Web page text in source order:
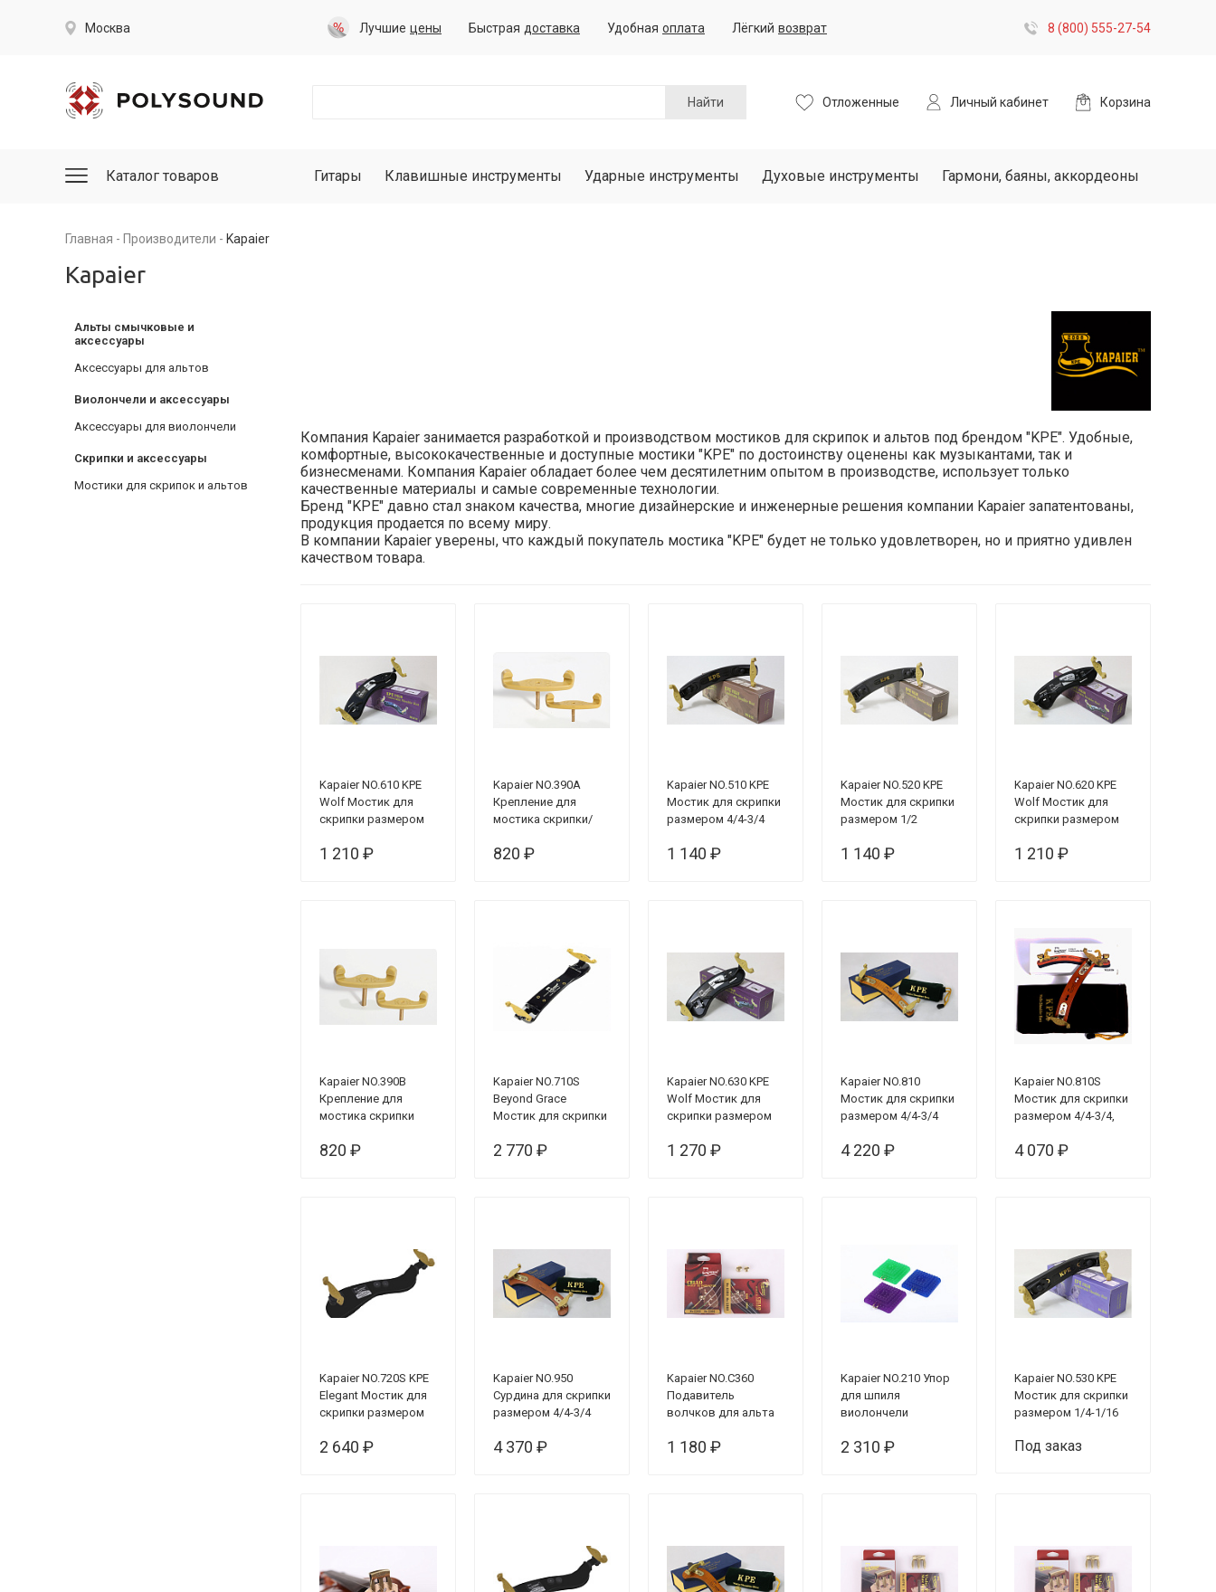
Москва Лучшие цены Быстрая доставка Удобная оплата Лёгкий возврат 8 (800) 555-27-54
Найти Отложенные Личный кабинет Корзина
Каталог товаров Гитары Клавишные инструменты Ударные инструменты Духовые инструменты Гармони, баяны, аккордеоны
Главная Производители Kapaier
Kapaier
Альты смычковые и
аксессуары
Аксессуары для альтов
Виолончели и аксессуары
Аксессуары для виолончели
Скрипки и аксессуары
Мостики для скрипок и альтов
Компания Kapaier занимается разработкой и производством мостиков для скрипок и альтов под брендом "KPE". Удобные,
комфортные, высококачественные и доступные мостики "KPE" по достоинству оценены как музыкантами, так и
бизнесменами. Компания Kapaier обладает более чем десятилетним опытом в производстве, использует только
качественные материалы и самые современные технологии.
Бренд "KPE" давно стал знаком качества, многие дизайнерские и инженерные решения компании Kapaier запатентованы,
продукция продается по всему миру.
В компании Kapaier уверены, что каждый покупатель мостика "KPE" будет не только удовлетворен, но и приятно удивлен
качеством товара.
Kapaier NO.610 KPE
Wolf Мостик для
скрипки размером
1 210 ₽
Kapaier NO.390A
Крепление для
мостика скрипки/
820 ₽
Kapaier NO.510 KPE
Мостик для скрипки
размером 4/4-3/4
1 140 ₽
Kapaier NO.520 KPE
Мостик для скрипки
размером 1/2
1 140 ₽
Kapaier NO.620 KPE
Wolf Мостик для
скрипки размером
1 210 ₽
Kapaier NO.390B
Крепление для
мостика скрипки
820 ₽
Kapaier NO.710S
Beyond Grace
Мостик для скрипки
2 770 ₽
Kapaier NO.630 KPE
Wolf Мостик для
скрипки размером
1 270 ₽
Kapaier NO.810
Мостик для скрипки
размером 4/4-3/4
4 220 ₽
Kapaier NO.810S
Мостик для скрипки
размером 4/4-3/4,
4 070 ₽
Kapaier NO.720S KPE
Elegant Мостик для
скрипки размером
2 640 ₽
Kapaier NO.950
Сурдина для скрипки
размером 4/4-3/4
4 370 ₽
Kapaier NO.C360
Подавитель
волчков для альта
1 180 ₽
Kapaier NO.210 Упор
для шпиля
виолончели
2 310 ₽
Kapaier NO.530 KPE
Мостик для скрипки
размером 1/4-1/16
Под заказ